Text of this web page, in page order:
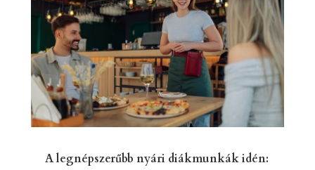
A legnépszerűbb nyári diákmunkák idén: